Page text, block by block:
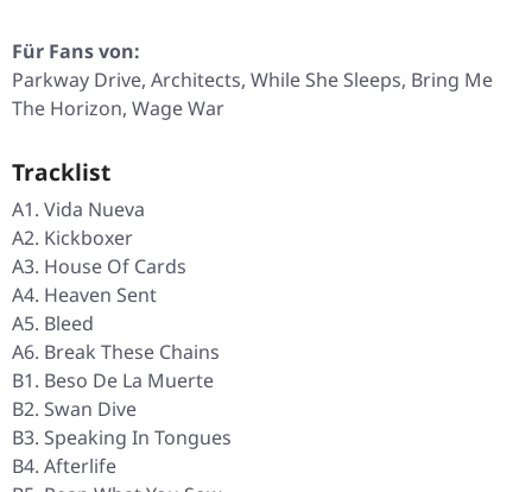
Für Fans von:
Parkway Drive, Architects, While She Sleeps, Bring Me
The Horizon, Wage War
Tracklist
A1. Vida Nueva
A2. Kickboxer
A3. House Of Cards
A4. Heaven Sent
A5. Bleed
A6. Break These Chains
B1. Beso De La Muerte
B2. Swan Dive
B3. Speaking In Tongues
B4. Afterlife